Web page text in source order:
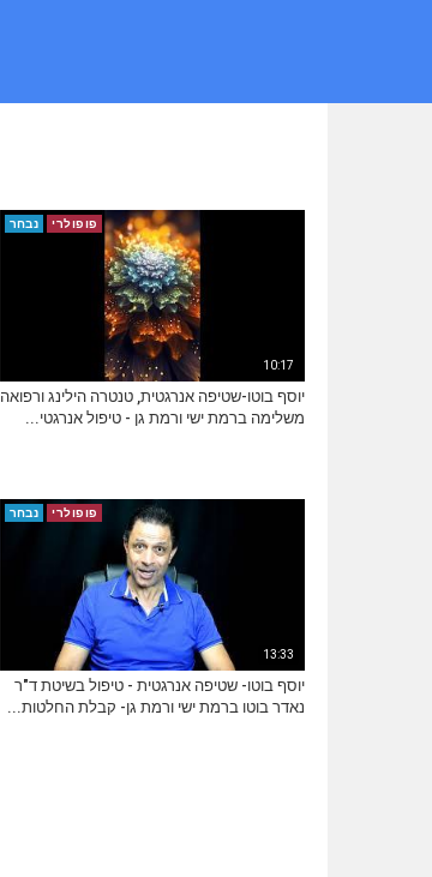
10:17
פופולרי נבחר
יוסף בוטו-שטיפה אנרגטית, טנטרה הילינג ורפואה
משלימה ברמת ישי ורמת גן - טיפול אנרגטי...
13:33
פופולרי נבחר
יוסף בוטו- שטיפה אנרגטית - טיפול בשיטת ד"ר
נאדר בוטו ברמת ישי ורמת גן- קבלת החלטות...